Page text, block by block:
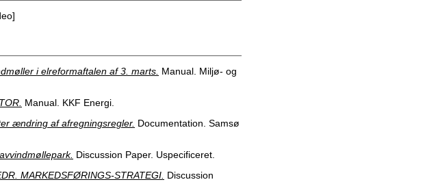
i elreformaftalen af 3. marts. Manual. Miljø- og
Manual. KKF Energi.
ændring af afregningsregler. Documentation. Samsø
Discussion Paper. Uspecificeret.
MARKEDSFØRINGS-STRATEGI. Discussion